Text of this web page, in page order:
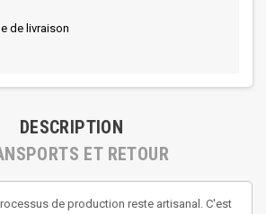
de livraison
DESCRIPTION
ET RETOUR
de production reste artisanal. C'est